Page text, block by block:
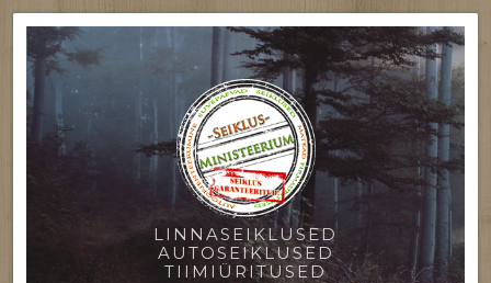
LINNASEIKLUSED
AUTOSEIKLUSED
TIIMIÜRITUSED